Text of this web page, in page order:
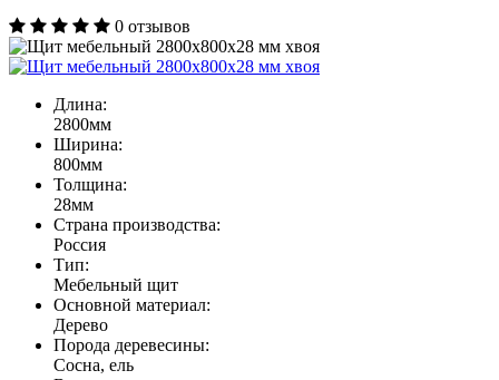
0 отзывов
Длина:
2800мм
Ширина:
800мм
Толщина:
28мм
Страна производства:
Россия
Тип:
Мебельный щит
Основной материал:
Дерево
Порода деревесины:
Сосна, ель